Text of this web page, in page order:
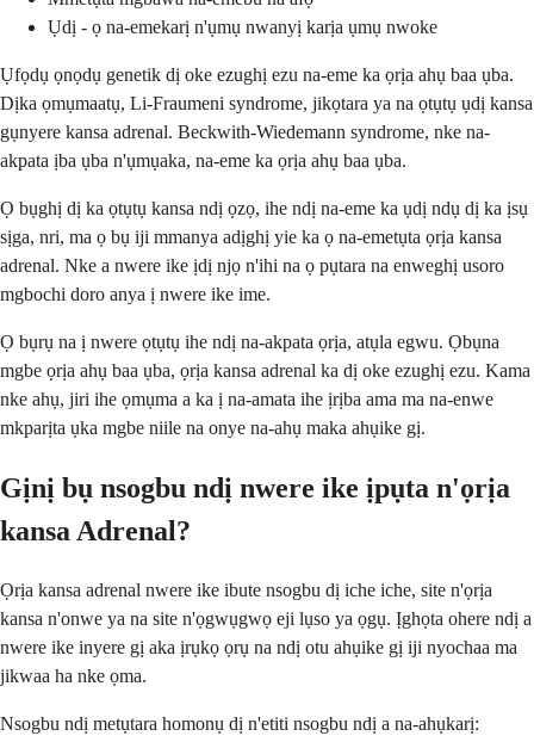
Ụdị - ọ na-emekarị n'ụmụ nwanyị karịa ụmụ nwoke
Ụfọdụ ọnọdụ genetik dị oke ezughị ezu na-eme ka ọrịa ahụ baa ụba.
Dịka ọmụmaatụ, Li-Fraumeni syndrome, jikọtara ya na ọtụtụ ụdị kansa
gụnyere kansa adrenal. Beckwith-Wiedemann syndrome, nke na-
akpata ịba ụba n'ụmụaka, na-eme ka ọrịa ahụ baa ụba.
Ọ bụghị dị ka ọtụtụ kansa ndị ọzọ, ihe ndị na-eme ka ụdị ndụ dị ka ịsụ
sịga, nri, ma ọ bụ iji mmanya adịghị yie ka ọ na-emetụta ọrịa kansa
adrenal. Nke a nwere ike ịdị njọ n'ihi na ọ pụtara na enweghị usoro
mgbochi doro anya ị nwere ike ime.
Ọ bụrụ na ị nwere ọtụtụ ihe ndị na-akpata ọrịa, atụla egwu. Ọbụna
mgbe ọrịa ahụ baa ụba, ọrịa kansa adrenal ka dị oke ezughị ezu. Kama
nke ahụ, jiri ihe ọmụma a ka ị na-amata ihe ịrịba ama ma na-enwe
mkparịta ụka mgbe niile na onye na-ahụ maka ahụike gị.
Gịnị bụ nsogbu ndị nwere ike ịpụta n'ọrịa
kansa Adrenal?
Ọrịa kansa adrenal nwere ike ibute nsogbu dị iche iche, site n'ọrịa
kansa n'onwe ya na site n'ọgwụgwọ eji lụso ya ọgụ. Ịghọta ohere ndị a
nwere ike inyere gị aka ịrụkọ ọrụ na ndị otu ahụike gị iji nyochaa ma
jikwaa ha nke ọma.
Nsogbu ndị metụtara homonụ dị n'etiti nsogbu ndị a na-ahụkarị: